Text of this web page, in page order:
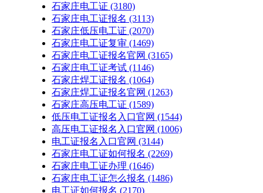
石家庄电工证 (3180)
石家庄电工证报名 (3113)
石家庄低压电工证 (2070)
石家庄电工证复审 (1469)
石家庄电工证报名官网 (3165)
石家庄电工证考试 (1146)
石家庄焊工证报名 (1064)
石家庄焊工证报名官网 (1263)
石家庄高压电工证 (1589)
低压电工证报名入口官网 (1544)
高压电工证报名入口官网 (1006)
电工证报名入口官网 (3144)
石家庄电工证如何报名 (2269)
石家庄电工证办理 (1646)
石家庄电工证怎么报名 (1486)
电工证如何报名 (2170)